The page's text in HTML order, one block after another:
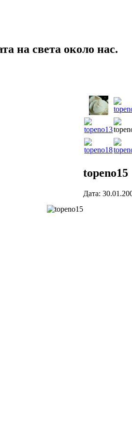
на света около нас.
topeno15
Дата: